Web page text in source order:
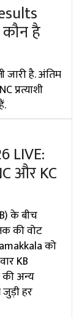
है
जारी है. अंतिम
प्रत्याशी
LIVE:
और KC
के बीच
की वोट
को
KB
की अन्य
जुड़ी हर